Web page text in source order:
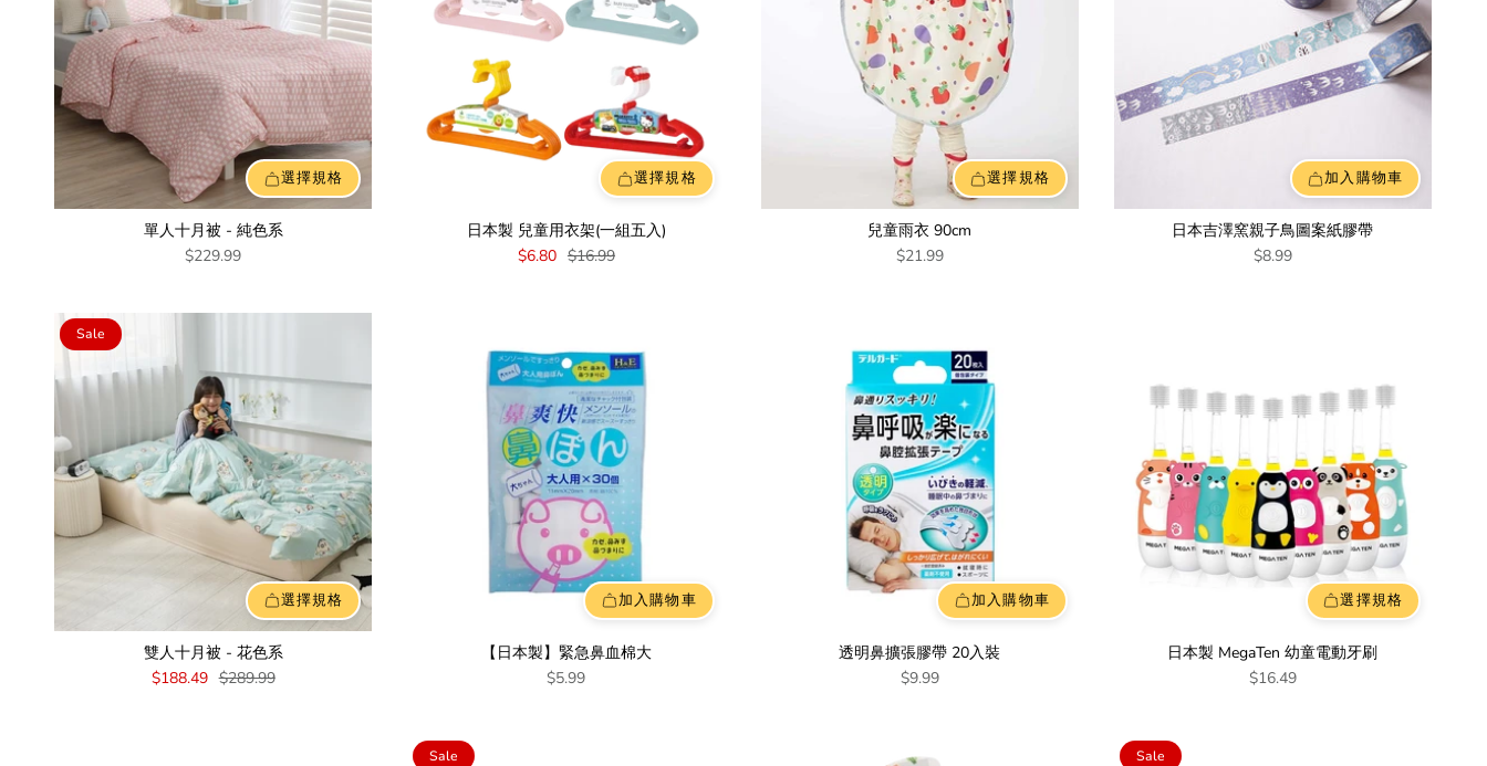
選擇規格
單人十月被 - 純色系
$229.99
選擇規格
日本製 兒童用衣架(一組五入)
$6.80 $16.99
選擇規格
兒童雨衣 90cm
$21.99
加入購物車
日本吉澤窯親子鳥圖案紙膠帶
$8.99
Sale
選擇規格
雙人十月被 - 花色系
$188.49 $289.99
加入購物車
【日本製】緊急鼻血棉大
$5.99
加入購物車
透明鼻擴張膠帶 20入裝
$9.99
選擇規格
日本製 MegaTen 幼童電動牙刷
$16.49
Sale Sale